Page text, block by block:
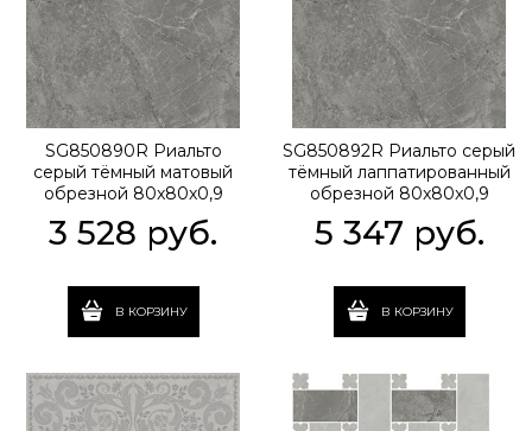
SG850890R Риальто
серый тёмный матовый
обрезной 80x80x0,9
3 528 руб.
В КОРЗИНУ
SG850892R Риальто серый
тёмный лаппатированный
обрезной 80x80x0,9
5 347 руб.
В КОРЗИНУ